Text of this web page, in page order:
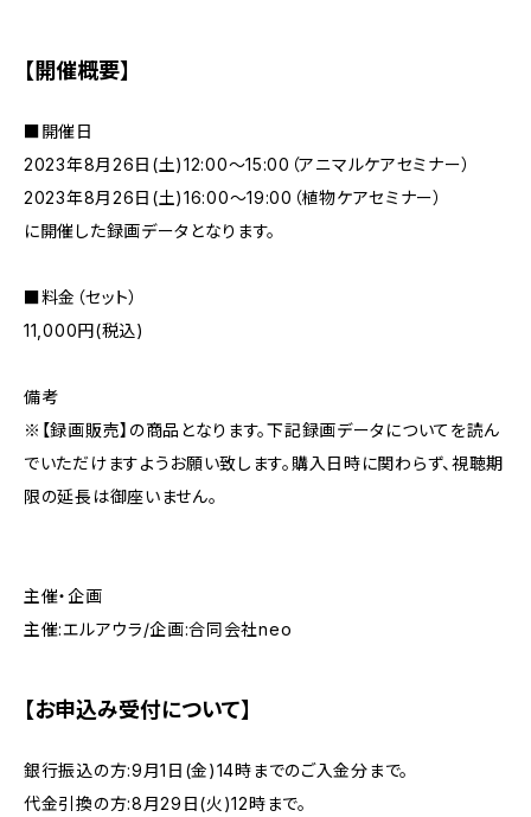
【開催概要】
■開催日
2023年8月26日(土)12:00～15:00（アニマルケアセミナー）
2023年8月26日(土)16:00～19:00（植物ケアセミナー）
に開催した録画データとなります。
■料金（セット）
11,000円(税込)
備考
※【録画販売】の商品となります。下記録画データについてを読ん
でいただけますようお願い致します。購入日時に関わらず、視聴期
限の延長は御座いません。
主催・企画
主催:エルアウラ/企画:合同会社neo
【お申込み受付について】
銀行振込の方:9月1日(金)14時までのご入金分まで。
代金引換の方:8月29日(火)12時まで。